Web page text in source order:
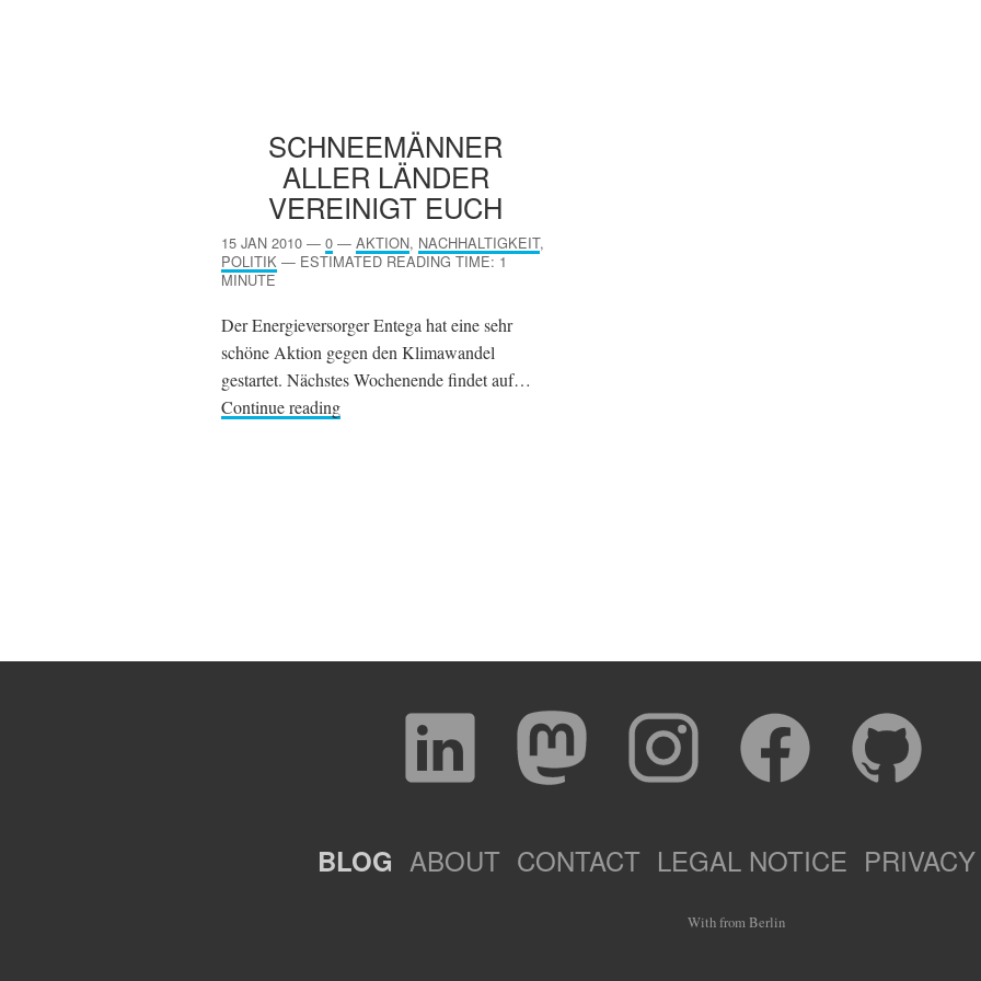
SCHNEEMÄNNER
ALLER LÄNDER
VEREINIGT EUCH
15 JAN 2010 — 0 — AKTION, NACHHALTIGKEIT,
POLITIK — ESTIMATED READING TIME: 1
MINUTE
Der Energieversorger Entega hat eine sehr
schöne Aktion gegen den Klimawandel
gestartet. Nächstes Wochenende findet auf…
Continue reading
BLOG ABOUT CONTACT LEGAL NOTICE
Withfrom Berlin